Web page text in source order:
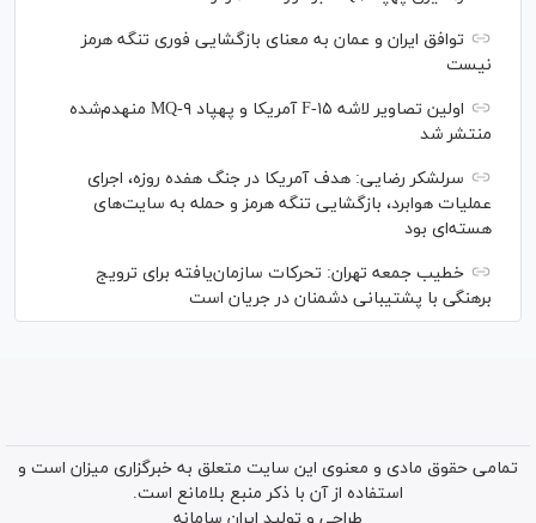
توافق ایران و عمان به معنای بازگشایی فوری تنگه هرمز
نیست
اولین تصاویر لاشه F-۱۵ آمریکا و پهپاد MQ-۹ منهدم‌شده
منتشر شد
سرلشکر رضایی: هدف آمریکا در جنگ هفده روزه، اجرای
عملیات هوابرد، بازگشایی تنگه هرمز و حمله به سایت‌های
هسته‌ای بود
خطیب جمعه تهران: تحرکات سازمان‌یافته برای ترویج
برهنگی با پشتیبانی دشمنان در جریان است
تمامی حقوق مادی و معنوی این سایت متعلق به خبرگزاری میزان است و
استفاده از آن با ذکر منبع بلامانع است.